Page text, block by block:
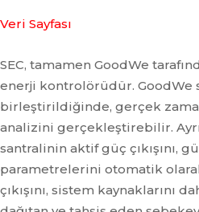
Veri Sayfası
SEC, tamamen GoodWe
enerji kontrolörüdür. GoodWe
birleştirildiğinde, gerçek
analizini gerçekleştirebilir.
santralinin aktif güç çıkışını,
parametrelerini otomatik
çıkışını, sistem kaynaklarını